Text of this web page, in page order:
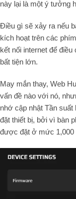
này lại là một ý tưởng
Điều gì sẽ xảy ra nếu
kích hoạt trên các
kết nối internet để
bất tiện lớn.
May mắn thay, Web
vấn đề nào với nó,
nhớ cập nhật Tần
đặt thiết bị, bởi vì bàn
được đặt ở mức 1,000